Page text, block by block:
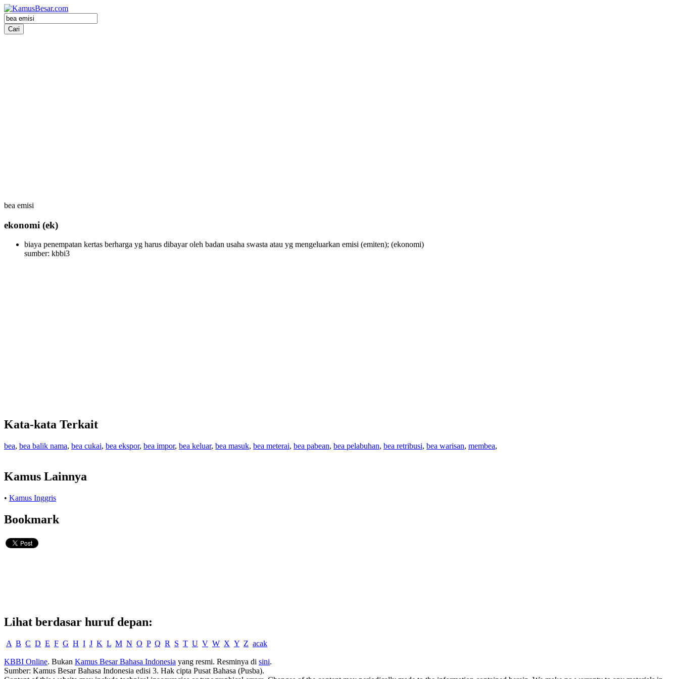
bea emisi
ekonomi (ek)
biaya penempatan kertas berharga yg harus dibayar oleh badan usaha swasta atau yg mengeluarkan emisi (emiten); (ekonomi)
sumber: kbbi3
Kata-kata Terkait
bea, bea balik nama, bea cukai, bea ekspor, bea impor, bea keluar, bea masuk, bea meterai, bea pabean, bea pelabuhan, bea retribusi, bea warisan, membea,
Kamus Lainnya
• Kamus Inggris
Bookmark
Lihat berdasar huruf depan:
A B C D E F G H I J K L M N O P Q R S T U V W X Y Z acak
KBBI Online. Bukan Kamus Besar Bahasa Indonesia yang resmi. Resminya di sini.
Sumber: Kamus Besar Bahasa Indonesia edisi 3. Hak cipta Pusat Bahasa (Pusba).